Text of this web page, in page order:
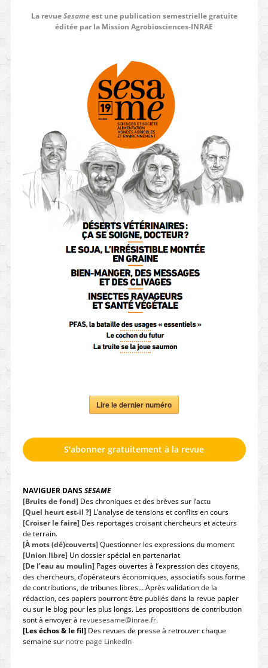
La revueSesameest une publication semestrielle gratuite
éditée par la Mission Agrobiosciences-INRAE
Lire le dernier numéro
S'abonner gratuitement à la revue
NAVIGUER DANSSESAME
[Bruits de fond]Des chroniques et des brèves sur l’actu
[Quel heurt est-il ?]L’analyse de tensions et conflits en cours
[Croiser le faire]Des reportages croisant chercheurs et acteurs
de terrain.
[À mots (dé)couverts]Questionner les expressions du moment
[Union libre]Un dossier spécial en partenariat
[De l’eau au moulin]Pages ouvertes à l’expression des citoyens,
des chercheurs, d’opérateurs économiques, associatifs sous forme
de contributions, de tribunes libres… Après validation de la
rédaction, ces papiers pourront être publiés dans la revue papier
ou sur le blog pour les plus longs. Les propositions de contribution
sont à envoyer à revuesesame@inrae.fr.
[Les échos & le fil]Des revues de presse à retrouver chaque
semaine sur notre page LinkedIn